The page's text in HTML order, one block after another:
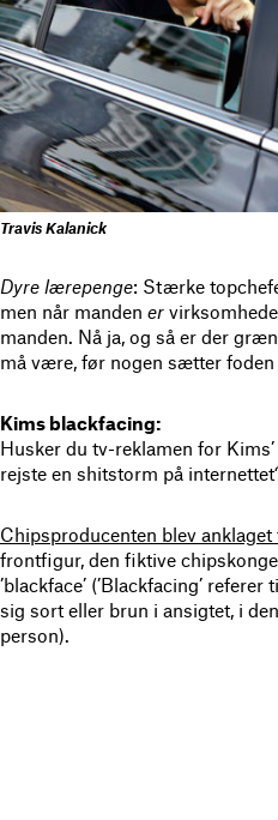
Travis Kalanick
Dyre lærepenge: Stærke
men når manden er
manden. Nå ja, og så er der
må være, før nogen sætter foden
Kims blackfacing:
Husker du tv-reklamen for
rejste en shitstorm på
Chipsproducenten blev
frontfigur, den fiktive
’blackface’ (’Blackfacing’
sig sort eller brun i ansigtet, i
person).